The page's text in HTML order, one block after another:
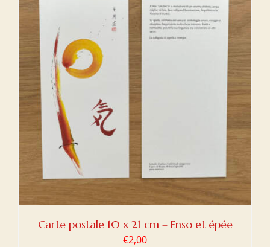
Carte postale 10 x 21 cm – Enso et épée
€2,00